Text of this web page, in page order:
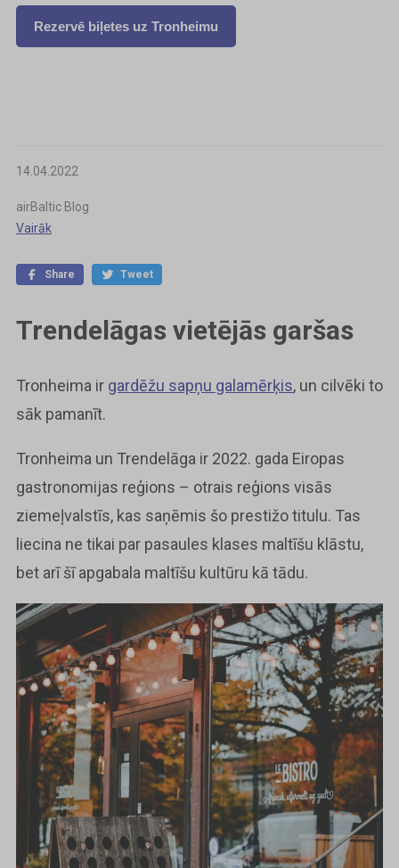
Rezervē biļetes uz Tronheimu
14.04.2022
airBaltic Blog
Vairāk
Share Tweet
Trendelāgas vietējās garšas
Tronheima ir gardēžu sapņu galamērķis, un cilvēki to
sāk pamanīt.
Tronheima un Trendelāga ir 2022. gada Eiropas
gastronomijas reģions – otrais reģions visās
ziemeļvalstīs, kas saņēmis šo prestižo titulu. Tas
liecina ne tikai par pasaules klases maltīšu klāstu,
bet arī šī apgabala maltīšu kultūru kā tādu.